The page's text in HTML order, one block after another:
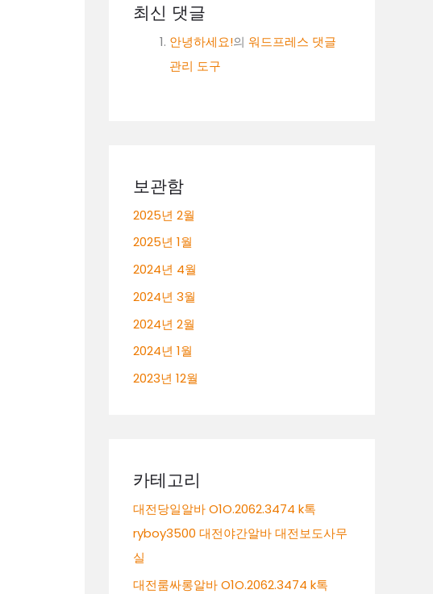
최신 댓글
안녕하세요!의 워드프레스 댓글
관리 도구
보관함
2025년 2월
2025년 1월
2024년 4월
2024년 3월
2024년 2월
2024년 1월
2023년 12월
카테고리
대전당일알바 O1O.2062.3474 k톡
ryboy3500 대전야간알바 대전보도사무
실
대전룸싸롱알바 O1O.2062.3474 k톡